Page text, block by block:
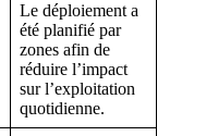
Le déploiement a
été planifié par
zones afin de
réduire l’impact
sur l’exploitation
quotidienne.